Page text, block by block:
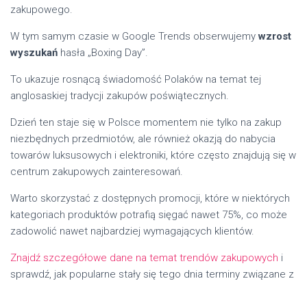
zakupowego.
W tym samym czasie w Google Trends obserwujemywzrost
wyszukań hasła „Boxing Day”.
To ukazuje rosnącą świadomość Polaków na temat tej
anglosaskiej tradycji zakupów poświątecznych.
Dzień ten staje się w Polsce momentem nie tylko na zakup
niezbędnych przedmiotów, ale również okazją do nabycia
towarów luksusowych i elektroniki, które często znajdują się w
centrum zakupowych zainteresowań.
Warto skorzystać z dostępnych promocji, które w niektórych
kategoriach produktów potrafią sięgać nawet 75%, co może
zadowolić nawet najbardziej wymagających klientów.
Znajdź szczegółowe dane na temat trendów zakupowych i
sprawdź, jak popularne stały się tego dnia terminy związane z